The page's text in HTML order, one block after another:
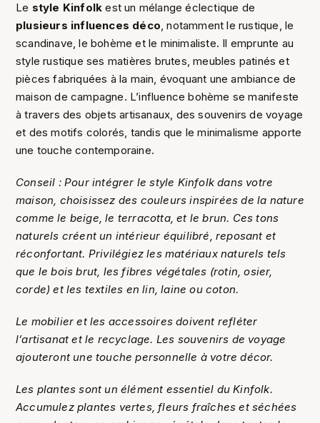
Le style Kinfolk est un mélange éclectique de
plusieurs influences déco, notamment le rustique, le
scandinave, le bohème et le minimaliste. Il emprunte au
style rustique ses matières brutes, meubles patinés et
pièces fabriquées à la main, évoquant une ambiance de
maison de campagne. L’influence bohème se manifeste
à travers des objets artisanaux, des souvenirs de voyage
et des motifs colorés, tandis que le minimalisme apporte
une touche contemporaine.
Conseil : Pour intégrer le style Kinfolk dans votre
maison, choisissez des couleurs inspirées de la nature
comme le beige, le terracotta, et le brun. Ces tons
naturels créent un intérieur équilibré, reposant et
réconfortant. Privilégiez les matériaux naturels tels
que le bois brut, les fibres végétales (rotin, osier,
corde) et les textiles en lin, laine ou coton.
Le mobilier et les accessoires doivent refléter
l’artisanat et le recyclage. Les souvenirs de voyage
ajouteront une touche personnelle à votre décor.
Les plantes sont un élément essentiel du Kinfolk.
Accumulez plantes vertes, fleurs fraîches et séchées